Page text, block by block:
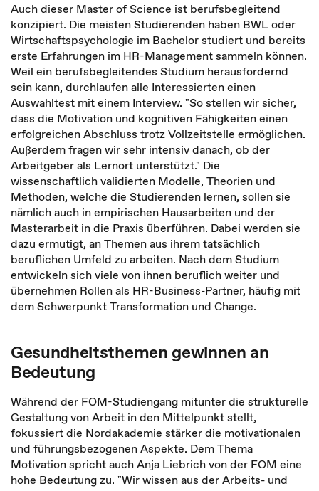
Auch dieser Master of Science ist berufsbegleitend
konzipiert. Die meisten Studierenden haben BWL oder
Wirtschaftspsychologie im Bachelor studiert und bereits
erste Erfahrungen im HR-Management sammeln können.
Weil ein berufsbegleitendes Studium herausfordernd
sein kann, durchlaufen alle Interessierten einen
Auswahltest mit einem Interview. "So stellen wir sicher,
dass die Motivation und kognitiven Fähigkeiten einen
erfolgreichen Abschluss trotz Vollzeitstelle ermöglichen.
Außerdem fragen wir sehr intensiv danach, ob der
Arbeitgeber als Lernort unterstützt." Die
wissenschaftlich validierten Modelle, Theorien und
Methoden, welche die Studierenden lernen, sollen sie
nämlich auch in empirischen Hausarbeiten und der
Masterarbeit in die Praxis überführen. Dabei werden sie
dazu ermutigt, an Themen aus ihrem tatsächlich
beruflichen Umfeld zu arbeiten. Nach dem Studium
entwickeln sich viele von ihnen beruflich weiter und
übernehmen Rollen als HR-Business-Partner, häufig mit
dem Schwerpunkt Transformation und Change.
Gesundheitsthemen gewinnen an
Bedeutung
Während der FOM-Studiengang mitunter die strukturelle
Gestaltung von Arbeit in den Mittelpunkt stellt,
fokussiert die Nordakademie stärker die motivationalen
und führungsbezogenen Aspekte. Dem Thema
Motivation spricht auch Anja Liebrich von der FOM eine
hohe Bedeutung zu. "Wir wissen aus der Arbeits- und